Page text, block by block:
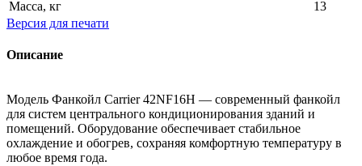
Масса, кг
13
Версия для печати
Описание
Модель Фанкойл Carrier 42NF16H — современный фанкойл
для систем центрального кондиционирования зданий и
помещений. Оборудование обеспечивает стабильное
охлаждение и обогрев, сохраняя комфортную температуру в
любое время года.